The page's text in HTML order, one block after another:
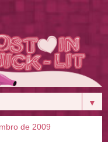
▼
de 2009